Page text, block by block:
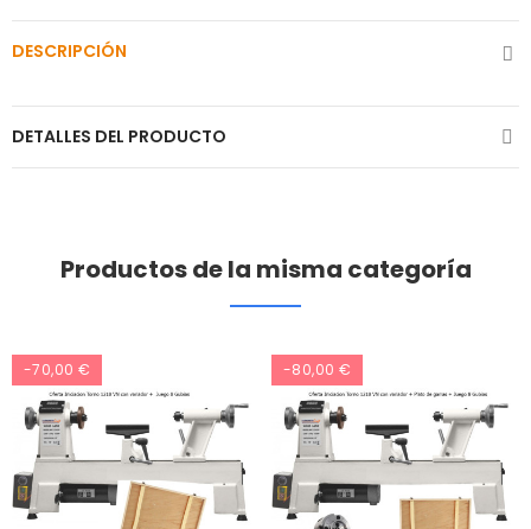
DESCRIPCIÓN
DETALLES DEL PRODUCTO
Productos de la misma categoría
-70,00 € -80,00 €